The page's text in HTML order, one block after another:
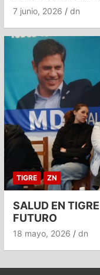
7 junio, 2026 dn
TIGRE ZN
SALUD EN
FUTURO
18 mayo, 2026 dn